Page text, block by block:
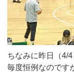
ちなみに昨日（4/
毎度恒例なのです